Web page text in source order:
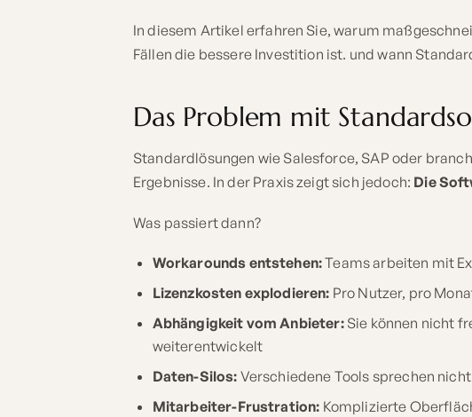
In diesem Artikel erfahren Sie, warum
Fällen die bessere Investition ist. und wann
Das Problem mit
Standardlösungen wie Salesforce, SAP oder
Ergebnisse. In der Praxis zeigt sich jedoch: Die
Was passiert dann?
Workarounds entstehen:Teams arbeiten mit
Lizenzkosten explodieren: Pro Nutzer, pro
Abhängigkeit vom Anbieter:Sie können nicht
weiterentwickelt
Daten-Silos: Verschiedene Tools sprechen
Mitarbeiter-Frustration: Komplizierte